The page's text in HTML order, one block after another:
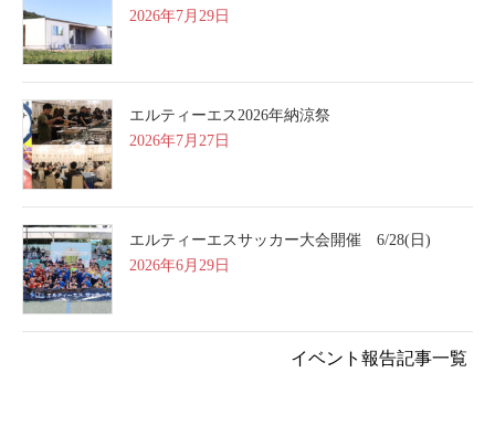
2026年7月29日
エルティーエス2026年納涼祭
2026年7月27日
エルティーエスサッカー大会開催 6/28(日)
2026年6月29日
イベント報告記事一覧